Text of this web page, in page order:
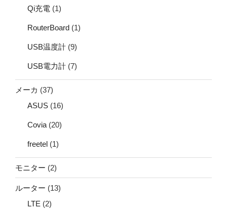
Qi充電 (1)
RouterBoard (1)
USB温度計 (9)
USB電力計 (7)
メーカ (37)
ASUS (16)
Covia (20)
freetel (1)
モニター (2)
ルーター (13)
LTE (2)